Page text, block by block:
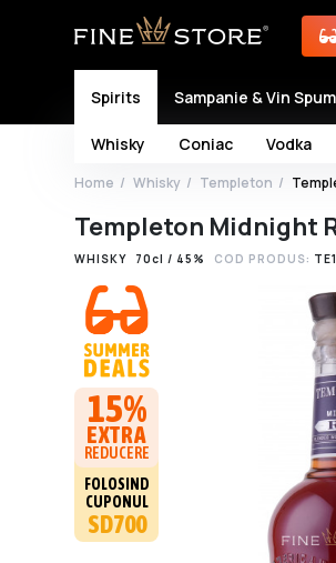
Spirits
Whisky Coniac Vodka
Sampanie & Vin
Home Whisky Templeton
Templeton Midnight
WHISKY 70cl / 45% COD PRODUS:
15%
EXTRA
REDUCERE
FOLOSIND
CUPONUL
SD700